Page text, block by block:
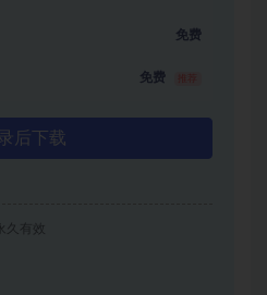
免费
免费
后下载
久有效